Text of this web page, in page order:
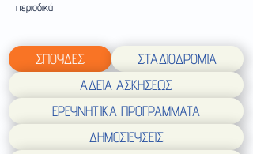
περιοδικά
ΣΠΟΥΔΕΣ
ΣΤΑΔΙΟΔΡΟΜΙΑ
ΑΔΕΙΑ ΑΣΚΗΣΕΩΣ
ΕΡΕΥΝΗΤΙΚΑ ΠΡΟΓΡΑΜΜΑΤΑ
ΔΗΜΟΣΙΕΥΣΕΙΣ